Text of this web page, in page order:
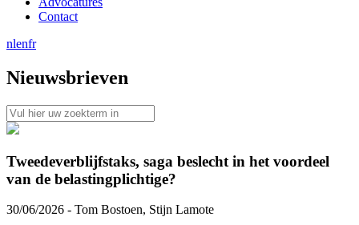
Contact
nlenfr
Nieuwsbrieven
Tweedeverblijfstaks, saga beslecht in het voordeel
van de belastingplichtige?
30/06/2026 - Tom Bostoen, Stijn Lamote